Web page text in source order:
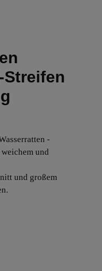
-
weichem und
und großem